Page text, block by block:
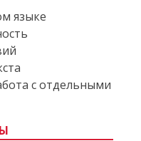
языке
с отдельными